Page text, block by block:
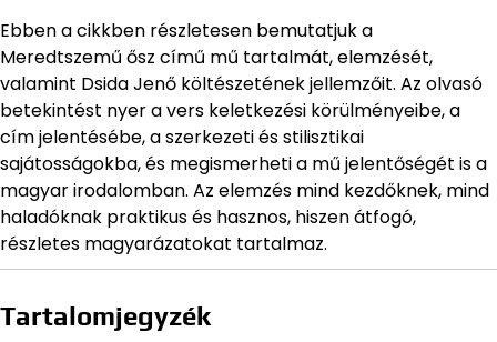
Ebben a cikkben részletesen bemutatjuk a
Meredtszemű ősz című mű tartalmát, elemzését,
valamint Dsida Jenő költészetének jellemzőit. Az olvasó
betekintést nyer a vers keletkezési körülményeibe, a
cím jelentésébe, a szerkezeti és stilisztikai
sajátosságokba, és megismerheti a mű jelentőségét is a
magyar irodalomban. Az elemzés mind kezdőknek, mind
haladóknak praktikus és hasznos, hiszen átfogó,
részletes magyarázatokat tartalmaz.
Tartalomjegyzék